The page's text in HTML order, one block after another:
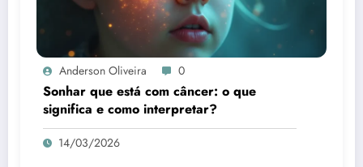
Anderson Oliveira 0
Sonhar que está com câncer: o que
significa e como interpretar?
14/03/2026